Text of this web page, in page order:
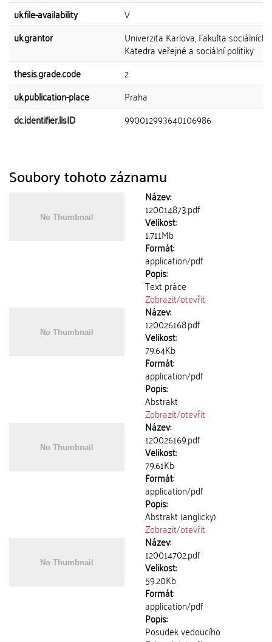
uk.file-availability
V
uk.grantor
Univerzita Karlova, Fakulta sociálních
Katedra veřejné a sociální politiky
thesis.grade.code
2
uk.publication-place
Praha
dc.identifier.lisID
990012993640106986
Soubory tohoto záznamu
Název:
120014873.pdf
Velikost:
1.711Mb
Formát:
application/pdf
Popis:
Text práce
Zobrazit/otevřít
Název:
120026168.pdf
Velikost:
79.64Kb
Formát:
application/pdf
Popis:
Abstrakt
Zobrazit/otevřít
Název:
120026169.pdf
Velikost:
79.61Kb
Formát:
application/pdf
Popis:
Abstrakt (anglicky)
Zobrazit/otevřít
Název:
120014702.pdf
Velikost:
59.20Kb
Formát:
application/pdf
Popis:
Posudek vedoucího